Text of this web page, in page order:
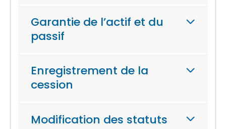
Garantie de l’actif et du
passif
Enregistrement de la
cession
Modification des statuts